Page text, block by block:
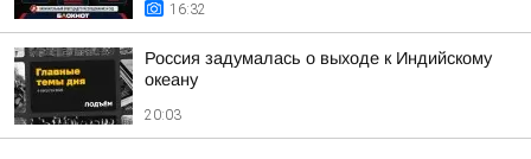
16:32
Россия задумалась о выходе к Индийскому
океану
20:03